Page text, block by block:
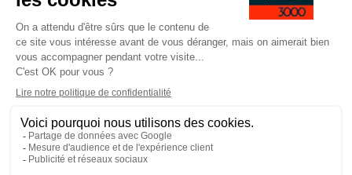
Pour plus de de détails sur nos offres de financement,
cliquez ici
SE CONNECTER POUR DEMANDER UN